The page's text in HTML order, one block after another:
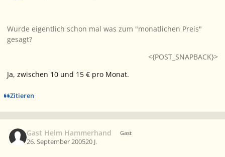
Wurde eigentlich schon mal was zum "monatlichen Preis"
gesagt?
<{POST_SNAPBACK}>
Ja, zwischen 10 und 15 € pro Monat.
Zitieren
Gast Helm Hammerhand Gast
26. September 200520 J.